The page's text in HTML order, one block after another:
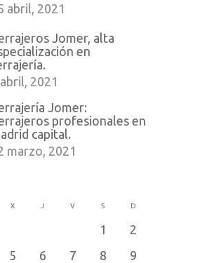
abril, 2021
Jomer, alta
en
2021
Jomer:
profesionales en
capital.
marzo, 2021
X J V S D
1
2
5 6 7 8
9